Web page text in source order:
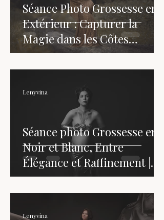
Séance Photo Grossesse en
Extérieur : Capturer la
Magie dans les Côtes
d'Armor
Séance photo Grossesse en
Noir et Blanc, Entre
Élégance et Raffinement |
Lenyvina Photographe |
Saint-Brieuc - Côtes
d'Armor - Bretagne
Lenyvina
Lenyvina